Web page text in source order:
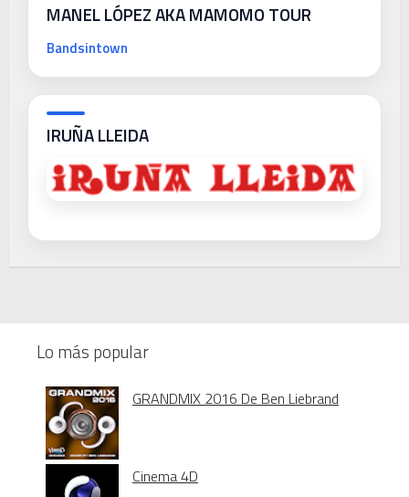
MANEL LÓPEZ AKA MAMOMO TOUR
Bandsintown
IRUÑA LLEIDA
Lo más popular
GRANDMIX 2016 De Ben Liebrand
Cinema 4D